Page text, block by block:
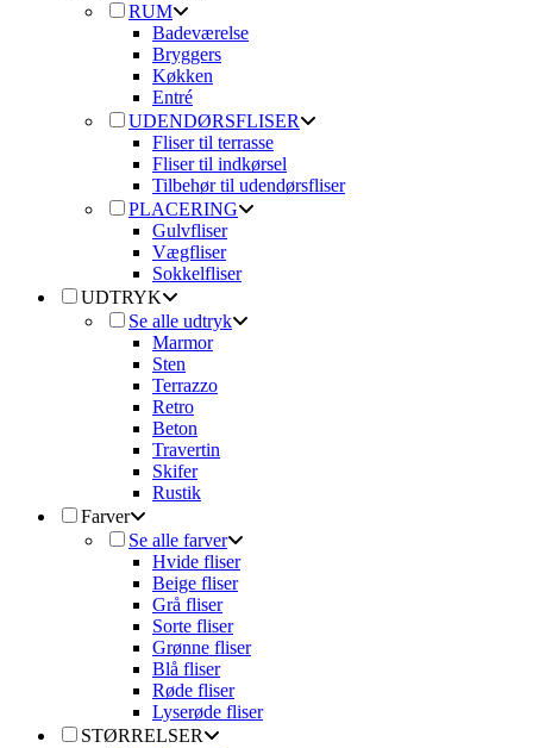
RUM
Badeværelse
Bryggers
Køkken
Entré
UDENDØRSFLISER
Fliser til terrasse
Fliser til indkørsel
Tilbehør til udendørsfliser
PLACERING
Gulvfliser
Vægfliser
Sokkelfliser
UDTRYK
Se alle udtryk
Marmor
Sten
Terrazzo
Retro
Beton
Travertin
Skifer
Rustik
Farver
Se alle farver
Hvide fliser
Beige fliser
Grå fliser
Sorte fliser
Grønne fliser
Blå fliser
Røde fliser
Lyserøde fliser
STØRRELSER